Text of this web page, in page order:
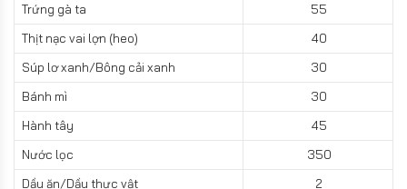
Trứng gà ta
55
Thịt nạc vai lợn (heo)
40
Súp lơ xanh/Bông cải xanh
30
Bánh mì
30
Hành tây
45
Nước lọc
350
Dầu ăn/Dầu thực vật
2